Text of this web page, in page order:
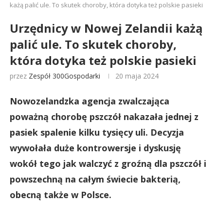
każą palić ule. To skutek choroby, która dotyka też polskie pasieki
Urzędnicy w Nowej Zelandii każą
palić ule. To skutek choroby,
która dotyka też polskie pasieki
przez Zespół 300Gospodarki 20 maja 2024
Nowozelandzka agencja zwalczająca
poważną chorobę pszczół nakazała jednej z
pasiek spalenie kilku tysięcy uli. Decyzja
wywołała duże kontrowersje i dyskusję
wokół tego jak walczyć z groźną dla pszczół i
powszechną na całym świecie bakterią,
obecną także w Polsce.